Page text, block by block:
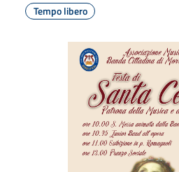
Tempo libero